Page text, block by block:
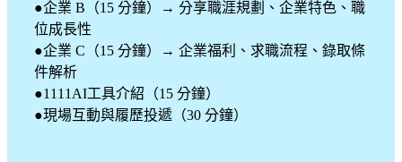
●企業 B（15 分鐘）→ 分享職涯規劃、企業特色、職
位成長性
●企業 C（15 分鐘）→ 企業福利、求職流程、錄取條
件解析
●1111AI工具介紹（15 分鐘）
●現場互動與履歷投遞（30 分鐘）